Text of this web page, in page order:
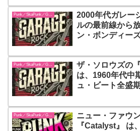
エモ・パンクの
2000年代ガレー
ルの最前線から
ン・ボンディー
いメロディが交
代ロックの“原点
Punk／SkaPunk／Garage
ザ・ソロウズの
は、1960年代中
ュ・ビート全盛
ァズギターの唸
ボーカルを前面
在
Punk／SkaPunk／Garage
ニュー・ファウ
『Catalyst』 は